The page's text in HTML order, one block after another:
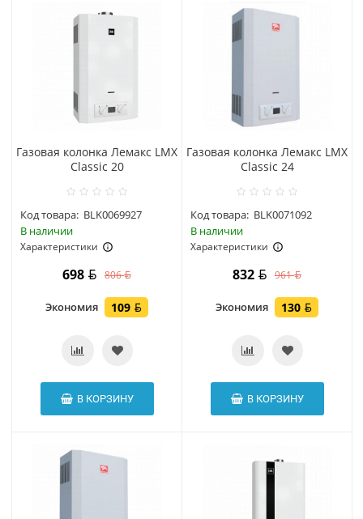
Газовая колонка Лемакс LMX
Classic 20
Код товара: BLK0069927
В наличии
Характеристики
698 806
Экономия 109
В КОРЗИНУ
Газовая колонка Лемакс LMX
Classic 24
Код товара: BLK0071092
В наличии
Характеристики
832 961
Экономия 130
В КОРЗИНУ